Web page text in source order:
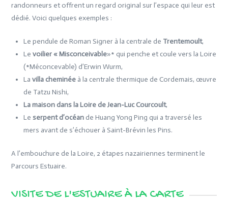
randonneurs et offrent un regard original sur l’espace qui leur est
dédié. Voici quelques exemples :
Le pendule de Roman Signer à la centrale de Trentemoult,
Le voilier « Misconceivable»* qui penche et coule vers la Loire
(*Méconcevable) d’Erwin Wurm,
La villa cheminéeà la centrale thermique de Cordemais, œuvre
de Tatzu Nishi,
La maison dans la Loire de Jean-Luc Courcoult,
Le serpent d’océande Huang Yong Ping qui a traversé les
mers avant de s’échouer à Saint-Brévin les Pins.
A l’embouchure de la Loire, 2 étapes nazairiennes terminent le
Parcours Estuaire.
VISITE DE L'ESTUAIRE À LA CARTE